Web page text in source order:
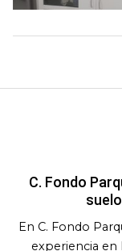
C. Fondo
En C. Fondo
experiencia en